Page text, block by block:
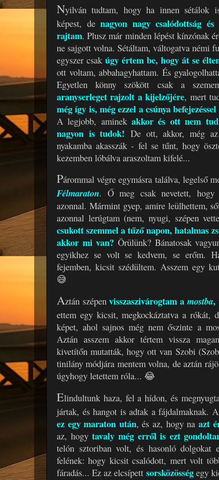
Nyilván tudtam, hogy ha innen sétálok
képest, denagyon nagy csalódottság
rajtam. Plusz már minden lépést kínzónak
ne sajgott volna. Sétáltam, váltogatva némi
egyszer csak úgy értem be, hogy át se
ott voltam, abbahagyhattam. És
Egyetlen könny szökött csak a
aranyserleget rajzolt a kijelzőjére, mert
még így is, még ezzel a csúnya
A legjobb, aminekakkor és ott nem
nagyon is tudok! De ott, akkor, még
nyakamba akasszák - fel se tűnt, hogy
kezemben lóbálva araszoltam kifelé...
Párommal végre egymásra találva, legelső
Félmaraton. Ő meg csak nevetett, hogy
azonnal. Mármint gyep, amire leülhettem,
azonnal lerúgtam (nem, nyugi, szépen
csukott szemmel a tűző napon, hatalmas
akkor mi van? Örülünk? Bánatosak
egyikhez se volt se kedvem, se erőm.
fejemben, kicsit szédültem. Asszem egy
😅
Aztán szépenvisszaszivárogtam a mostba,
ettem egy kicsit, megkockáztatva a rókát,
képet, ahol sajnos még nem őszinte a
Aztán asszem akkor tértem vissza
kivetítőn mutatták, hogy ott van Szobi
tinilány módjára mentem volna, de aztán
úgyhogy letettem róla... 😂
Elindultunk haza, fel a hídon, és
jártak, és hangot is adtak a fájdalmaknak.
ez egy maraton után, és az, hogy na azt
az, hogytavaly még erről is ezt
telón sztoriban volt, és hasonló dolgokat
felének: hogy kicsit csalódott, mert volt
fáradás... Ez az elcsípett sorsközösség egy